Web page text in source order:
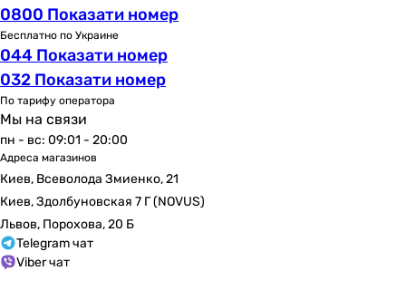
к водопроводу
к водопроводу
к водопроводу
к водопроводу
к водопроводу
к водопроводу
к водопроводу
к водопроводу
к водопроводу
к водопроводу
к водопроводу
Размер картриджа смесителя
-
0800 Показати номер
Бесплатно по Украине
044 Показати номер
032 Показати номер
По тарифу оператора
Мы на связи
пн - вс: 09:01 - 20:00
Адреса магазинов
Киев, Всеволода Змиенко, 21
Киев, Здолбуновская 7 Г (NOVUS)
Львов, Порохова, 20 Б
Telegram чат
Viber чат